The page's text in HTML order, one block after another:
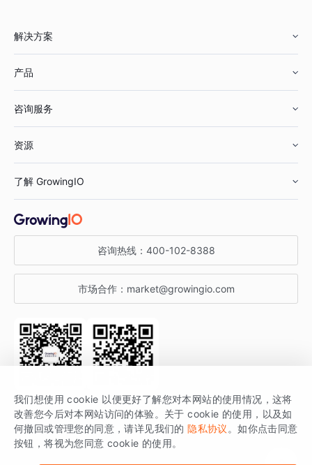
解决方案
鞋服行业
汽车行业
金融行业
产品
智能运营
获客分析
咨询服务
资源
增长公开课
增长博客
开发者文档
SDK 文档
场景指南
了解 GrowingIO
关于 GrowingIO
增长大会
行业活动
咨询热线： 400-102-8388
市场合作： market@growingio.com
关注公众号 获取更多干货
GrowingIO 是专注于数据智能分析与增长的品牌，核心平台为 GrowingIO
分析云。
我们想使用 cookie 以便更好了解您对本网站的使用情况，这将
改善您今后对本网站访问的体验。关于 cookie 的使用，以及如
何撤回或管理您的同意，请详见我们的 隐私协议 。如你点击同意
按钮，将视为您同意 cookie 的使用。